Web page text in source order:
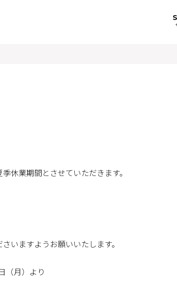
休業期間とさせていただきます。
いますようお願いいたします。
（月）より